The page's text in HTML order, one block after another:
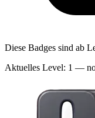
Diese Badges sind ab
Aktuelles Level: 1 —